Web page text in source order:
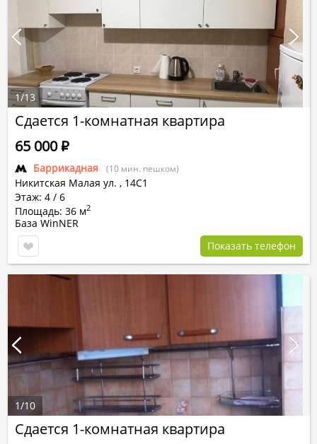
Сдается 1-комнатная квартира
Баррикадная (10 мин. пешком)
Никитская Малая ул. , 14С1
Этаж: 4 / 6
Площадь: 36 м2
65 000Р
База WinNER
Показать телефон
1/13
Сдается 1-комнатная квартира
1/10